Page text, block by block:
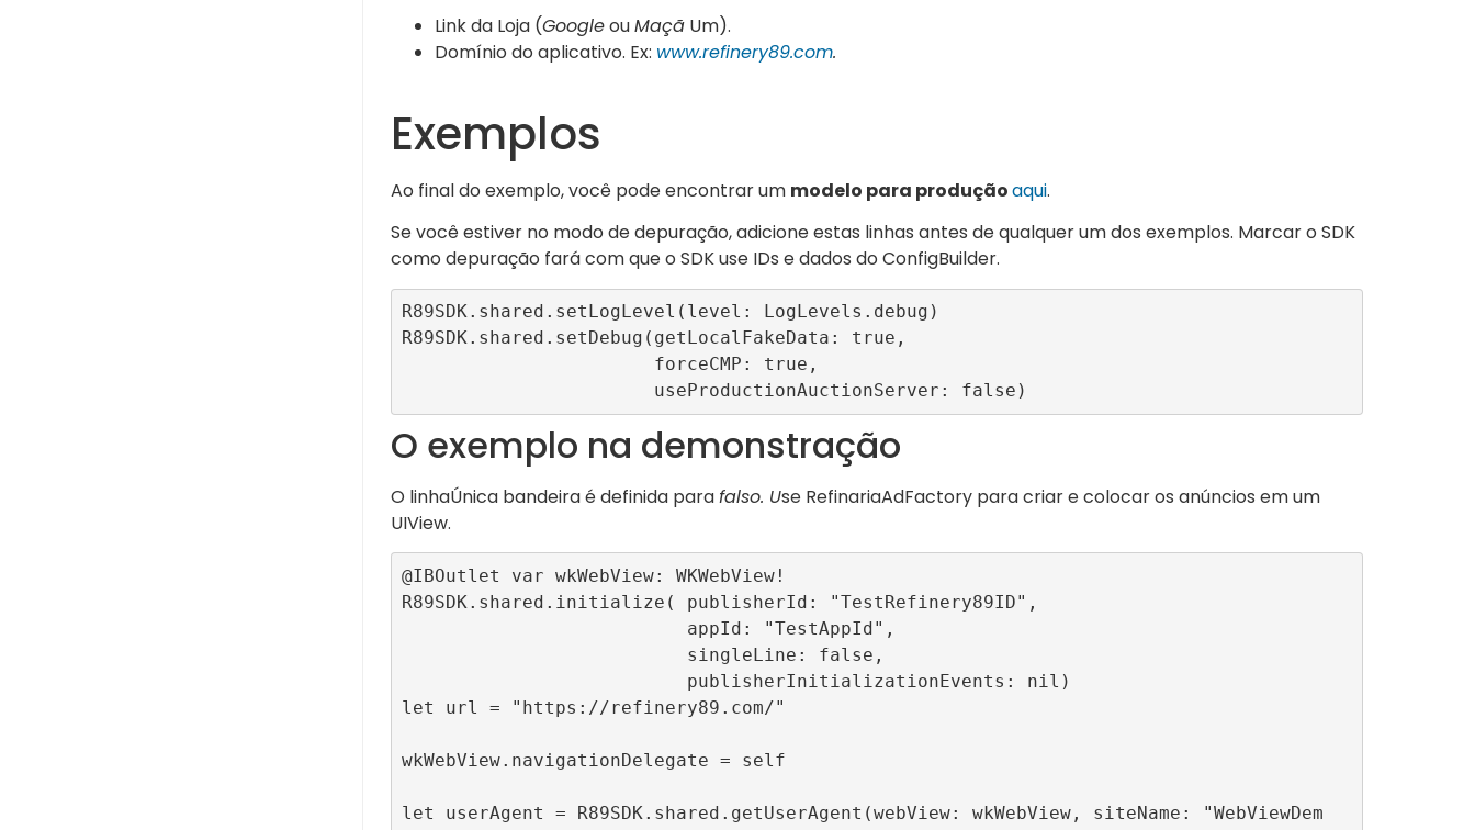
Link da Loja (GoogleouMaçã Um).
Domínio do aplicativo. Ex: www.refinery89.com.
Exemplos
Ao final do exemplo, você pode encontrar um modelo para produçãoaqui.
Se você estiver no modo de depuração, adicione estas linhas antes de qualquer um dos exemplos. Marcar o SDK
como depuração fará com que o SDK use IDs e dados do ConfigBuilder.
R89SDK.shared.setLogLevel(level: LogLevels.debug)
R89SDK.shared.setDebug(getLocalFakeData: true,
                       useProductionAuctionServer: false)
O exemplo na demonstração
O linhaÚnica bandeira é definida parafalso. Use RefinariaAdFactory para criar e colocar os anúncios em um
UIView.
@IBOutlet var wkWebView: WKWebView!
R89SDK.shared.initialize( publisherId: "TestRefinery89ID",
let url = "https://refinery89.com/"
wkWebView.navigationDelegate = self
let userAgent = R89SDK.shared.getUserAgent(webView: wkWebView, siteName: "WebViewDem